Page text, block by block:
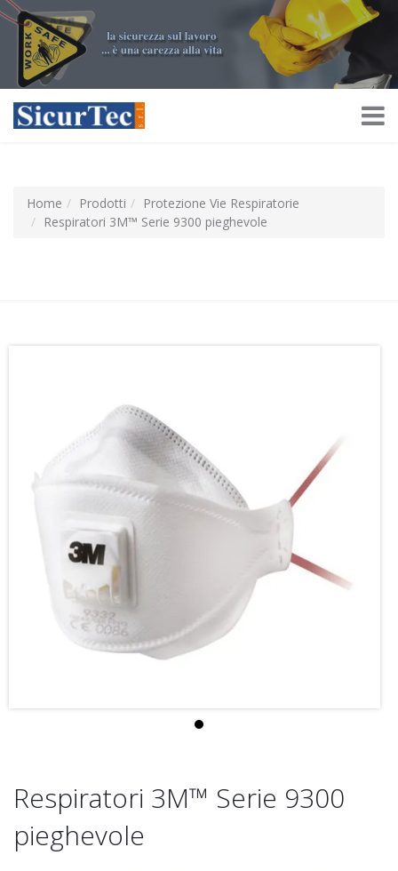
Home Prodotti
Protezione Vie Respiratorie
Respiratori 3M™ Serie 9300 pieghevole
Respiratori 3M™ Serie 9300
pieghevole